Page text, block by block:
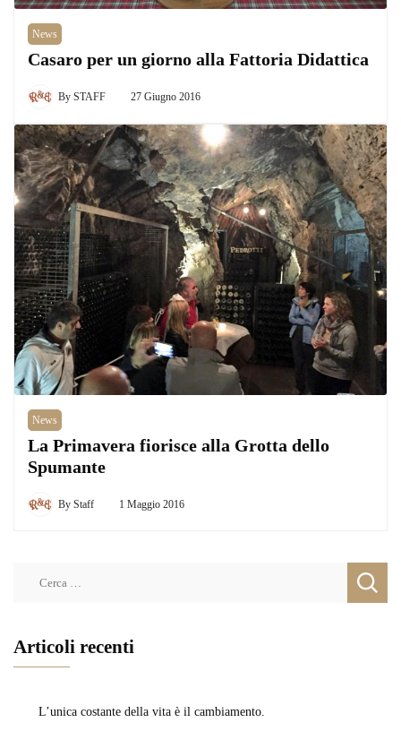
News
Casaro per un giorno alla Fattoria Didattica
By STAFF 27 Giugno 2016
News
La Primavera fiorisce alla Grotta dello
Spumante
By Staff 1 Maggio 2016
Articoli recenti
L’unica costante della vita è il cambiamento.